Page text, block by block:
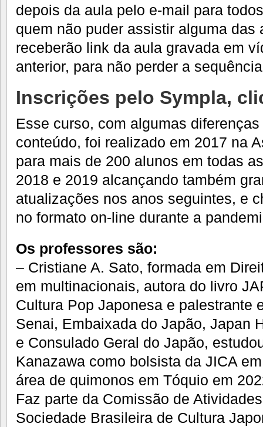
depois da aula pelo e-mail para
quem não puder assistir alguma das
receberão link da aula gravada em
anterior, para não perder a
Inscrições pelo Sympla,
Esse curso, com algumas
conteúdo, foi realizado em 2017 na
para mais de 200 alunos em todas
2018 e 2019 alcançando também
atualizações nos anos seguintes, e
no formato on-line durante a
Os professores são:
– Cristiane A. Sato, formada em
em multinacionais, autora do livro
Cultura Pop Japonesa e palestrante
Senai, Embaixada do Japão, Japan
e Consulado Geral do Japão,
Kanazawa como bolsista da JICA
área de quimonos em Tóquio em
Faz parte da Comissão de
Sociedade Brasileira de Cultura